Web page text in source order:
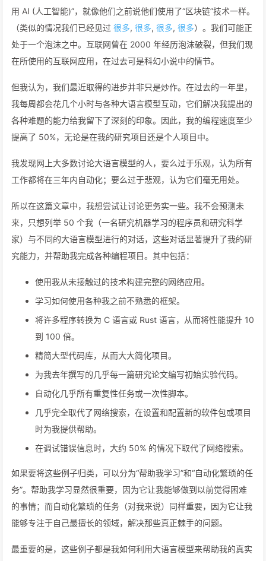
用 AI (人工智能)”，就像他们之前说他们使用了“区块链”技术一样。
（类似的情况我们已经见过 很多, 很多, 很多, 很多）。我们可能正
处于一个泡沫之中。互联网曾在 2000 年经历泡沫破裂，但我们现
在所使用的互联网应用，在过去可是科幻小说中的情节。
但我认为，我们最近取得的进步并非只是炒作。在过去的一年里，
我每周都会花几个小时与各种大语言模型互动，它们解决我提出的
各种难题的能力给我留下了深刻的印象。因此，我的编程速度至少
提高了 50%，无论是在我的研究项目还是个人项目中。
我发现网上大多数讨论大语言模型的人，要么过于乐观，认为所有
工作都将在三年内自动化；要么过于悲观，认为它们毫无用处。
所以在这篇文章中，我想尝试让讨论更务实一些。我不会预测未
来，只想列举 50 个我（一名研究机器学习的程序员和研究科学
家）与不同的大语言模型进行的对话，这些对话显著提升了我的研
究能力，并帮助我完成各种编程项目。其中包括：
使用我从未接触过的技术构建完整的网络应用。
学习如何使用各种我之前不熟悉的框架。
将许多程序转换为 C 语言或 Rust 语言，从而将性能提升 10
到 100 倍。
精简大型代码库，从而大大简化项目。
为我去年撰写的几乎每一篇研究论文编写初始实验代码。
自动化几乎所有重复性任务或一次性脚本。
几乎完全取代了网络搜索，在设置和配置新的软件包或项目
时为我提供帮助。
在调试错误信息时，大约 50% 的情况下取代了网络搜索。
如果要将这些例子归类，可以分为“帮助我学习”和“自动化繁琐的任
务”。帮助我学习显然很重要，因为它让我能够做到以前觉得困难
的事情；而自动化繁琐的任务（对我来说）同样重要，因为它让我
能够专注于自己最擅长的领域，解决那些真正棘手的问题。
最重要的是，这些例子都是我如何利用大语言模型来帮助我的真实